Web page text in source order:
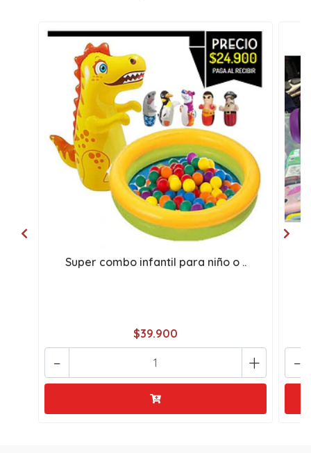
Super combo infantil para niño o ..
$39.900
+
- -